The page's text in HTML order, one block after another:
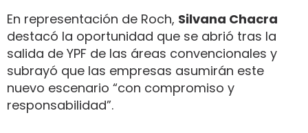
En representación de Roch, Silvana Chacra
destacó la oportunidad que se abrió tras la
salida de YPF de las áreas convencionales y
subrayó que las empresas asumirán este
nuevo escenario “con compromiso y
responsabilidad”.